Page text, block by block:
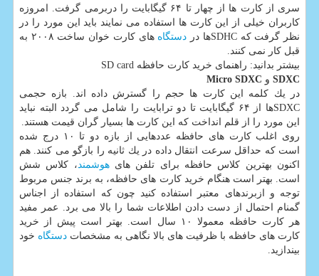
سری از كارت ها از چهار تا ۶۴ گیگابایت را دربرمی گرفت. امروزه
كاربران خیلی از این كارت ها استفاده می نمایند باید این مورد را در
نظر گرفت كه SDHCها در
دستگاه
های كارت خوان ساخت ۲۰۰۸ به
قبل كار نمی كنند.
بیشتر بدانید: راهنمای خرید كارت حافظه SD card
SDXC و Micro SDXC
در یك كلمه این كارت ها حجم را گسترش داده اند. بازه حجمی
SDXCها از ۶۴ گیگابایت تا دو ترابایت را شامل می گردد البته نباید
این مورد را از قلم انداخت كه این كارت ها بسیار گران قیمت هستند.
روی اغلب كارت های حافظه عددهایی از بازه دو تا ۱۰ درج شده
است كه حداقل سرعت انتقال داده در یك ثانیه را بازگو می كنند. هم
اكنون بهترین كلاس حافظه برای تلفن هایهوشمند ، كلاس شش
است. بهتر است هنگام خرید كارت های حافظه، به برند جنس مربوط
توجه و ازبرندهای معتبر استفاده كنید چون كه استفاده از اجناس
گمنام احتمال از دست دادن اطلاعات شما را بالا می برد. عمر مفید
هر كارت حافظه معمولا ۱۰ سال است. بهتر است پیش از خرید
كارت های حافظه با ظرفیت های بالا نگاهی به مشخصات دستگاه خود
بیندازید.